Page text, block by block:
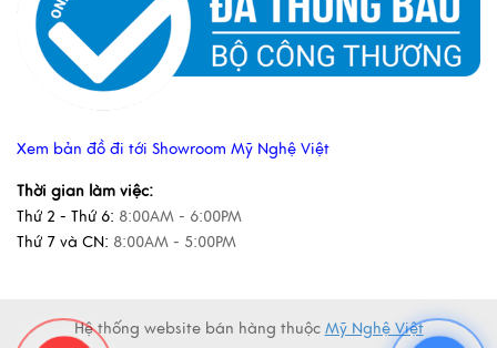
Xem bản đồ đi tới Showroom Mỹ Nghệ Việt
Thời gian làm việc:
Thứ 2 - Thứ 6: 8:00AM - 6:00PM
Thứ 7 và CN: 8:00AM - 5:00PM
Hệ thống website bán hàng thuộc Mỹ Nghệ Việt